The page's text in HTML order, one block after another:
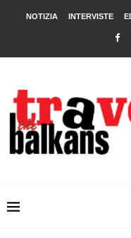
NOTIZIA INTERVISTE